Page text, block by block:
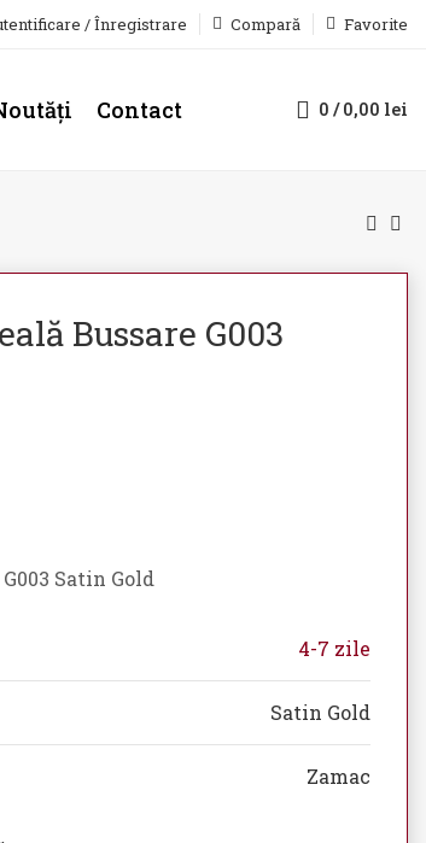
/ Înregistrare Compară Favorite
Contact 0 / 0,00 lei
Bussare G003
Satin Gold
4-7 zile
Satin Gold
Zamac